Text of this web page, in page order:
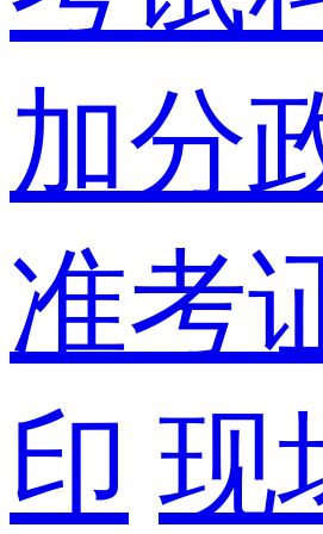
加分
准考
印 现